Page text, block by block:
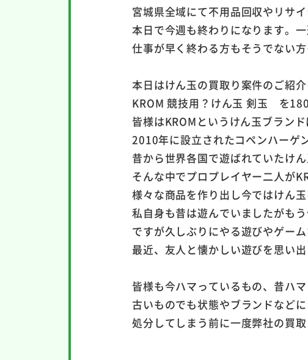
宮城県全域にて不用品回収やリサ
本日で今週も終わりになります。
仕事が早く終わる方もそうでない
本日はけん玉の買取り案件のご紹介
KROM 競技用？けん玉 剣玉 を
皆様はKROMというけん玉ブラン
2010年に設立されたコペンハーゲ
昔から世界各国で遊ばれていたけ
そんな中でプロプレイヤー二人が
様々な商品を作り出し今ではけん
私自身も昔は遊んでいましたがも
ですが久しぶりにやる遊びやゲー
最近、友人と懐かしい遊びを思い
皆様も今ハマっているもの、昔ハ
古いものでも状態やブランドなど
処分してしまう前に一度弊社の買取